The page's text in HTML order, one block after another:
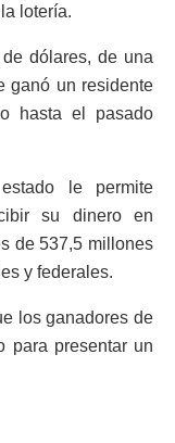
lotería.
dólares, de una
ganó un residente
hasta el pasado
le permite
su dinero en
de 537,5 millones
y federales.
los ganadores de
para presentar un